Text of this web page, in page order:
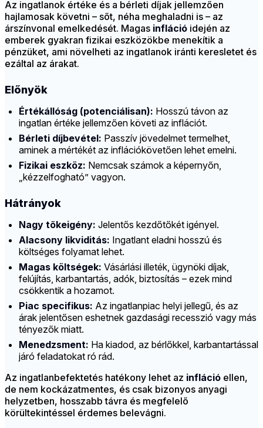
Az ingatlanok értéke és a bérleti díjak jellemzően
hajlamosak követni – sőt, néha meghaladni is – az
árszínvonal emelkedését. Magas infláció idején az
emberek gyakran fizikai eszközökbe menekítik a
pénzüket, ami növelheti az ingatlanok iránti keresletet és
ezáltal az árakat.
Előnyök
Értékállóság (potenciálisan): Hosszú távon az
ingatlan értéke jellemzően követi az inflációt.
Bérleti díjbevétel: Passzív jövedelmet termelhet,
aminek a mértékét az inflációkövetően lehet emelni.
Fizikai eszköz: Nemcsak számok a képernyőn,
„kézzelfogható” vagyon.
Hátrányok
Nagy tőkeigény: Jelentős kezdőtőkét igényel.
Alacsony likviditás: Ingatlant eladni hosszú és
költséges folyamat lehet.
Magas költségek: Vásárlási illeték, ügynöki díjak,
felújítás, karbantartás, adók, biztosítás – ezek mind
csökkentik a hozamot.
Piac specifikus: Az ingatlanpiac helyi jellegű, és az
árak jelentősen eshetnek gazdasági recesszió vagy más
tényezők miatt.
Menedzsment: Ha kiadod, az bérlőkkel, karbantartással
járó feladatokat ró rád.
Az ingatlanbefektetés hatékony lehet az infláció ellen,
de nem kockázatmentes, és csak bizonyos anyagi
helyzetben, hosszabb távra és megfelelő
körültekintéssel érdemes belevágni.